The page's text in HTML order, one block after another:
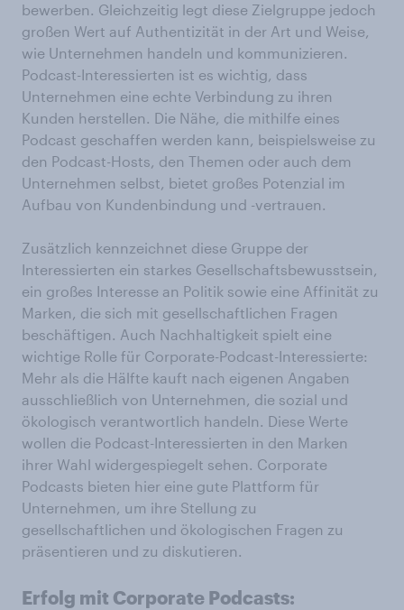
bewerben. Gleichzeitig legt diese Zielgruppe jedoch
großen Wert auf Authentizität in der Art und Weise,
wie Unternehmen handeln und kommunizieren.
Podcast-Interessierten ist es wichtig, dass
Unternehmen eine echte Verbindung zu ihren
Kunden herstellen. Die Nähe, die mithilfe eines
Podcast geschaffen werden kann, beispielsweise zu
den Podcast-Hosts, den Themen oder auch dem
Unternehmen selbst, bietet großes Potenzial im
Aufbau von Kundenbindung und -vertrauen.
Zusätzlich kennzeichnet diese Gruppe der
Interessierten ein starkes Gesellschaftsbewusstsein,
ein großes Interesse an Politik sowie eine Affinität zu
Marken, die sich mit gesellschaftlichen Fragen
beschäftigen. Auch Nachhaltigkeit spielt eine
wichtige Rolle für Corporate-Podcast-Interessierte:
Mehr als die Hälfte kauft nach eigenen Angaben
ausschließlich von Unternehmen, die sozial und
ökologisch verantwortlich handeln. Diese Werte
wollen die Podcast-Interessierten in den Marken
ihrer Wahl widergespiegelt sehen. Corporate
Podcasts bieten hier eine gute Plattform für
Unternehmen, um ihre Stellung zu
gesellschaftlichen und ökologischen Fragen zu
präsentieren und zu diskutieren.
Erfolg mit Corporate Podcasts: